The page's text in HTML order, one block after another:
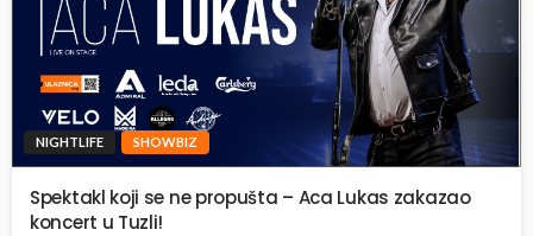
NIGHTLIFE SHOWBIZ
Spektakl koji se ne propušta – Aca Lukas zakazao
koncert u Tuzli!